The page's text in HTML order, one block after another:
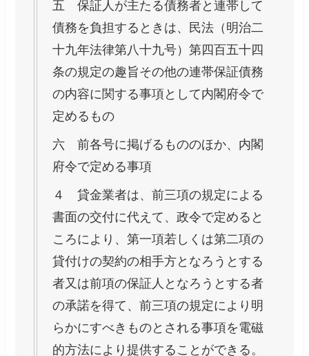
五 保証人が主たる債務者と連帯して
債務を負担するときは、民法（明治二
十九年法律第八十九号）第四百五十四
条の規定の趣旨その他の連帯保証債務
の内容に関する事項として内閣府令で
定めるもの
六 前各号に掲げるもののほか、内閣
府令で定める事項
４ 貸金業者は、前三項の規定による
書面の交付に代えて、政令で定めると
ころにより、第一項若しくは第二項の
貸付けの契約の相手方となろうとする
者又は前項の保証人となろうとする者
の承諾を得て、前三項の規定により明
らかにすべきものとされる事項を電磁
的方法により提供することができる。